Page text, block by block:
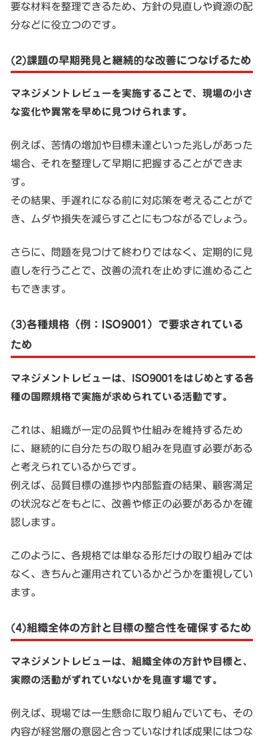
要な材料を整理できるため、方針の見直しや資源の配
分などに役立つのです。
(2)課題の早期発見と継続的な改善につなげるため
マネジメントレビューを実施することで、現場の小さ
な変化や異常を早めに見つけられます。
例えば、苦情の増加や目標未達といった兆しがあった
場合、それを整理して早期に把握することができま
す。
その結果、手遅れになる前に対応策を考えることがで
き、ムダや損失を減らすことにもつながるでしょう。
さらに、問題を見つけて終わりではなく、定期的に見
直しを行うことで、改善の流れを止めずに進めること
もできます。
(3)各種規格（例：ISO9001）で要求されている
ため
マネジメントレビューは、ISO9001をはじめとする各
種の国際規格で実施が求められている活動です。
これは、組織が一定の品質や仕組みを維持するため
に、継続的に自分たちの取り組みを見直す必要がある
と考えられているからです。
例えば、品質目標の進捗や内部監査の結果、顧客満足
の状況などをもとに、改善や修正の必要があるかを確
認します。
このように、各規格では単なる形だけの取り組みでは
なく、きちんと運用されているかどうかを重視してい
ます。
(4)組織全体の方針と目標の整合性を確保するため
マネジメントレビューは、組織全体の方針や目標と、
実際の活動がずれていないかを見直す場です。
例えば、現場では一生懸命に取り組んでいても、その
内容が経営層の意図と合っていなければ成果にはつな